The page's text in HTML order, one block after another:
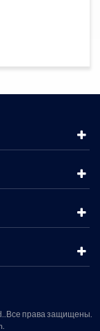
права защищены.
.